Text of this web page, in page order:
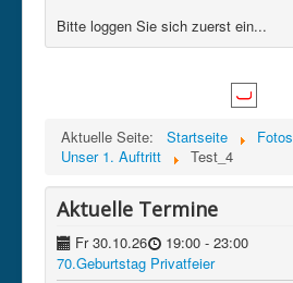
Bitte loggen Sie sich zuerst ein...
Aktuelle Seite: Startseite
Fotos
Unser 1. Auftritt
Test_4
Aktuelle Termine
Fr 30.10.26 19:00 - 23:00
70.Geburtstag Privatfeier